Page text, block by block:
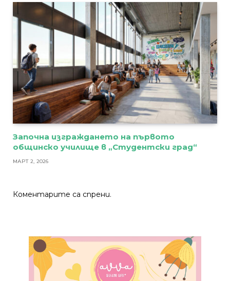
Започна изграждането на първото
общинско училище в „Студентски град“
МАРТ 2, 2026
Коментарите са спрени.